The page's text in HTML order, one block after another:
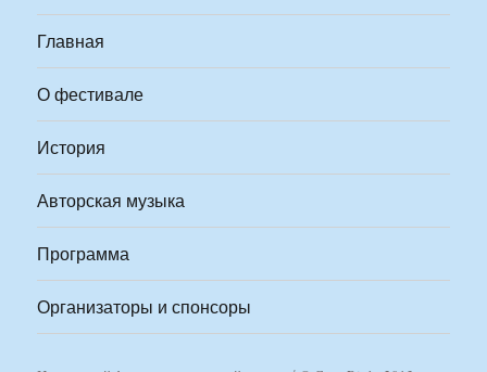
Главная
О фестивале
История
Авторская музыка
Программа
Организаторы и спонсоры